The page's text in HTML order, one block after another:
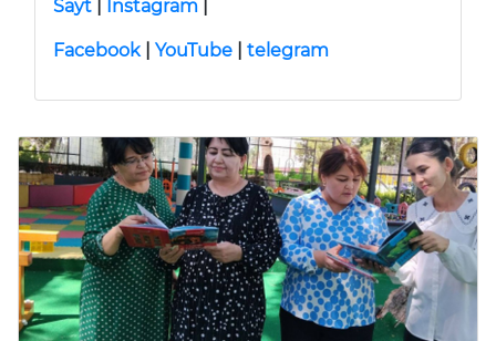
Sayt Instagram
Facebook| YouTube telegram